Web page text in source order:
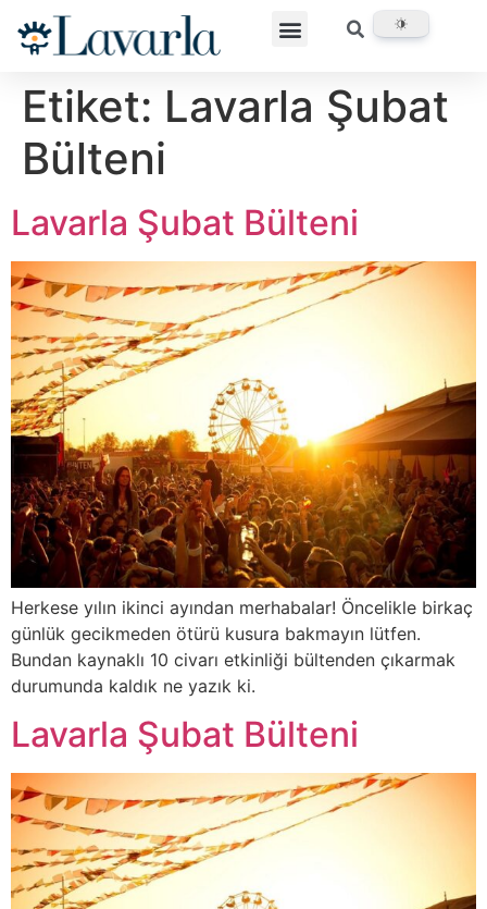
Etiket: Lavarla Şubat
Bülteni
Lavarla Şubat Bülteni
Herkese yılın ikinci ayından merhabalar! Öncelikle birkaç
günlük gecikmeden ötürü kusura bakmayın lütfen.
Bundan kaynaklı 10 civarı etkinliği bültenden çıkarmak
durumunda kaldık ne yazık ki.
Lavarla Şubat Bülteni